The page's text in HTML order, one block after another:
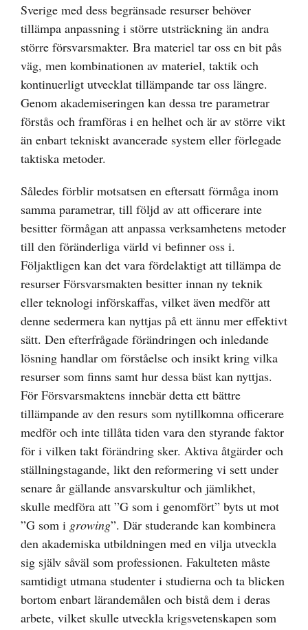
Sverige med dess begränsade resurser behöver
tillämpa anpassning i större utsträckning än andra
större försvarsmakter. Bra materiel tar oss en bit pås
väg, men kombinationen av materiel, taktik och
kontinuerligt utvecklat tillämpande tar oss längre.
Genom akademiseringen kan dessa tre parametrar
förstås och framföras i en helhet och är av större vikt
än enbart tekniskt avancerade system eller förlegade
taktiska metoder.
Således förblir motsatsen en eftersatt förmåga inom
samma parametrar, till följd av att officerare inte
besitter förmågan att anpassa verksamhetens metoder
till den föränderliga värld vi befinner oss i.
Följaktligen kan det vara fördelaktigt att tillämpa de
resurser Försvarsmakten besitter innan ny teknik
eller teknologi införskaffas, vilket även medför att
denne sedermera kan nyttjas på ett ännu mer effektivt
sätt. Den efterfrågade förändringen och inledande
lösning handlar om förståelse och insikt kring vilka
resurser som finns samt hur dessa bäst kan nyttjas.
För Försvarsmaktens innebär detta ett bättre
tillämpande av den resurs som nytillkomna officerare
medför och inte tillåta tiden vara den styrande faktor
för i vilken takt förändring sker. Aktiva åtgärder och
ställningstagande, likt den reformering vi sett under
senare år gällande ansvarskultur och jämlikhet,
skulle medföra att ”G som i genomfört” byts ut mot
”G som i growing”. Där studerande kan kombinera
den akademiska utbildningen med en vilja utveckla
sig själv såväl som professionen. Fakulteten måste
samtidigt utmana studenter i studierna och ta blicken
bortom enbart lärandemålen och bistå dem i deras
arbete, vilket skulle utveckla krigsvetenskapen som